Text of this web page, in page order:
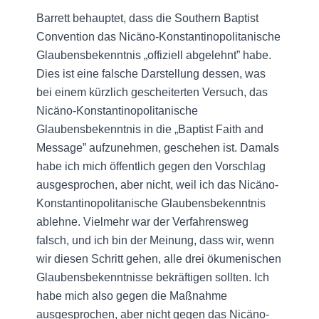
Barrett behauptet, dass die Southern Baptist
Convention das Nicäno-Konstantinopolitanische
Glaubensbekenntnis „offiziell abgelehnt” habe.
Dies ist eine falsche Darstellung dessen, was
bei einem kürzlich gescheiterten Versuch, das
Nicäno-Konstantinopolitanische
Glaubensbekenntnis in die „Baptist Faith and
Message” aufzunehmen, geschehen ist. Damals
habe ich mich öffentlich gegen den Vorschlag
ausgesprochen, aber nicht, weil ich das Nicäno-
Konstantinopolitanische Glaubensbekenntnis
ablehne. Vielmehr war der Verfahrensweg
falsch, und ich bin der Meinung, dass wir, wenn
wir diesen Schritt gehen, alle drei ökumenischen
Glaubensbekenntnisse bekräftigen sollten. Ich
habe mich also gegen die Maßnahme
ausgesprochen, aber nicht gegen das Nicäno-